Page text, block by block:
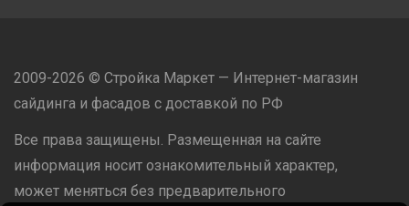
2009-2026 © Стройка Маркет — Интернет-магазин
сайдинга и фасадов с доставкой по РФ
Все права защищены. Размещенная на сайте
информация носит ознакомительный характер,
может меняться без предварительного